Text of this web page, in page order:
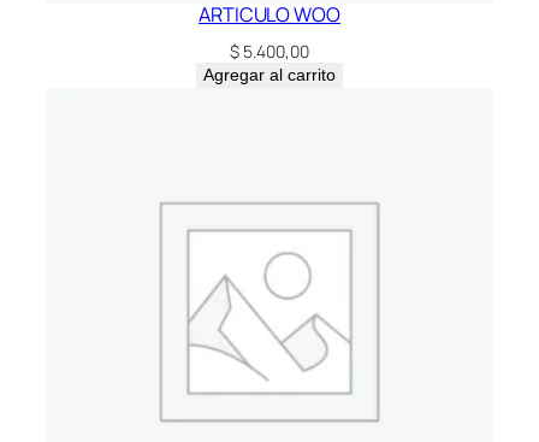
ARTICULO WOO
$ 5.400,00
Agregar al carrito